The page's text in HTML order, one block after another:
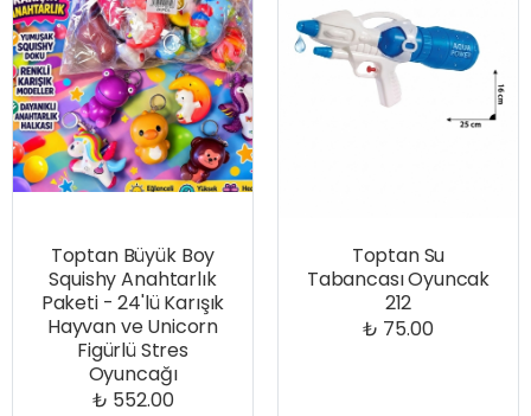
Toptan Büyük Boy
Squishy Anahtarlık
Paketi - 24'lü Karışık
Hayvan ve Unicorn
Figürlü Stres
Oyuncağı
₺ 552.00
Toptan Su
Tabancası Oyuncak
212
₺ 75.00